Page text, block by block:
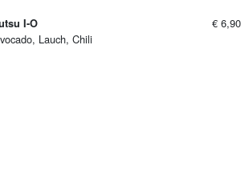
I-O
Lauch, Chili
€ 6,90